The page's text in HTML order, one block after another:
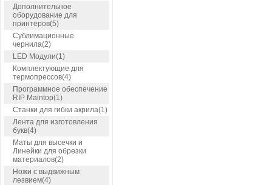
Дополнительное
оборудование для
принтеров(5)
Сублимационные
чернила(2)
LED Модули(1)
Комплектующие для
термопрессов(4)
Программное обеспечение
RIP Maintop(1)
Станки для гибки акрила(1)
Лента для изготовления
букв(4)
Маты для высечки и
Линейки для обрезки
материалов(2)
Ножи с выдвижным
лезвием(4)